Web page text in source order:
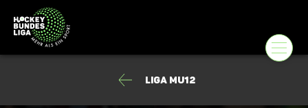
Liga mU12